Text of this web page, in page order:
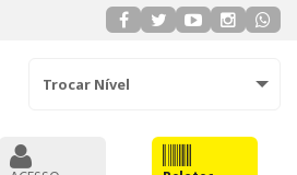
Trocar Nível